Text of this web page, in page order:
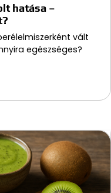
hatása –
vált
egészséges?